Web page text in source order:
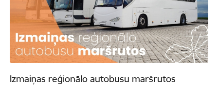
Izmaiņas reģionālo autobusu maršrutos